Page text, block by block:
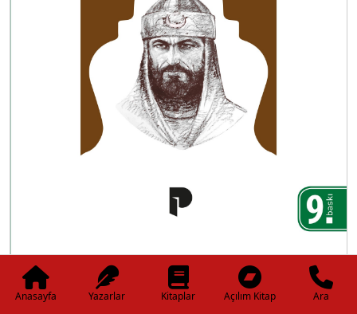
Biyografi - Otobiyografi
Anasayfa Yazarlar Kitaplar Açılım Kitap Ara